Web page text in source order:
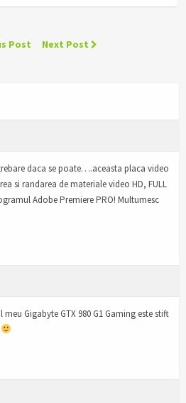
Post Next Post
daca se poate….aceasta placa video
si randarea de materiale video HD, FULL
Adobe Premiere PRO! Multumesc
Gigabyte GTX 980 G1 Gaming este stift